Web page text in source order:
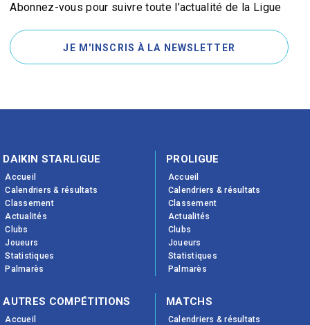
Abonnez-vous pour suivre toute l’actualité de la Ligue
JE M'INSCRIS À LA NEWSLETTER
DAIKIN STARLIGUE
Accueil
Calendriers & résultats
Classement
Actualités
Clubs
Joueurs
Statistiques
Palmarès
PROLIGUE
Accueil
Calendriers & résultats
Classement
Actualités
Clubs
Joueurs
Statistiques
Palmarès
AUTRES COMPÉTITIONS
Accueil
MATCHS
Calendriers & résultats